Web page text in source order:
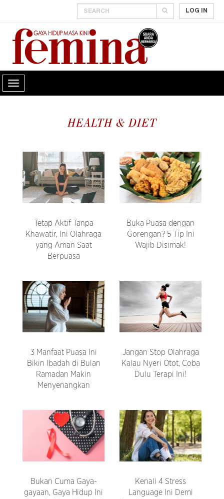
LOG IN
HEALTH & DIET
Tetap Aktif Tanpa
Khawatir, Ini Olahraga
yang Aman Saat
Berpuasa
Buka Puasa dengan
Gorengan? 5 Tip Ini
Wajib Disimak!
3 Manfaat Puasa Ini
Bikin Ibadah di Bulan
Ramadan Makin
Menyenangkan
Jangan Stop Olahraga
Kalau Nyeri Otot, Coba
Dulu Terapi Ini!
Bukan Cuma Gaya-
gayaan, Gaya Hidup Ini
Kenali 4 Stress
Language Ini Demi